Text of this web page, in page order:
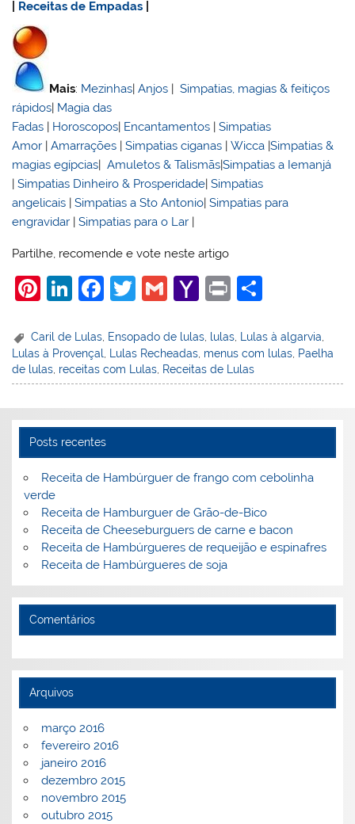
Receitas de Empadas
Mais: Mezinhas|Anjos |Simpatias, magias & feitiços
rápidos| Magia das
Fadas | Horoscopos| Encantamentos |Simpatias
Amor |Amarrações |Simpatias ciganas |Wicca |Simpatias &
magias egípcias|Amuletos & Talismãs|Simpatias a Iemanjá
|Simpatias Dinheiro & Prosperidade|Simpatias
angelicais |Simpatias a Sto Antonio|Simpatias para
engravidar |Simpatias para o Lar |
Partilhe, recomende e vote neste artigo
Pi
er
e
st
Li
k
e
dI
F
c
e
b
o
k
T
itt
er
G
ai
l
Y
h
o
o
l
Pr
t
ar
e
Caril de Lulas Ensopado de lulas lulas Lulas à algarvia
Lulas à Provençal
Lulas Recheadas menus com lulas Paelha
de lulas receitas com Lulas Receitas de Lulas
Posts recentes
Receita de Hambúrguer de frango com cebolinha
verde
Receita de Hamburguer de Grão-de-Bico
Receita de Cheeseburguers de carne e bacon
Receita de Hambúrgueres de requeijão e espinafres
Receita de Hambúrgueres de soja
Comentários
Arquivos
março 2016
fevereiro 2016
janeiro 2016
dezembro 2015
novembro 2015
outubro 2015